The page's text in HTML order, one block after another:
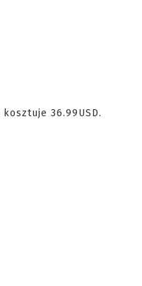
kosztuje 36.99USD.